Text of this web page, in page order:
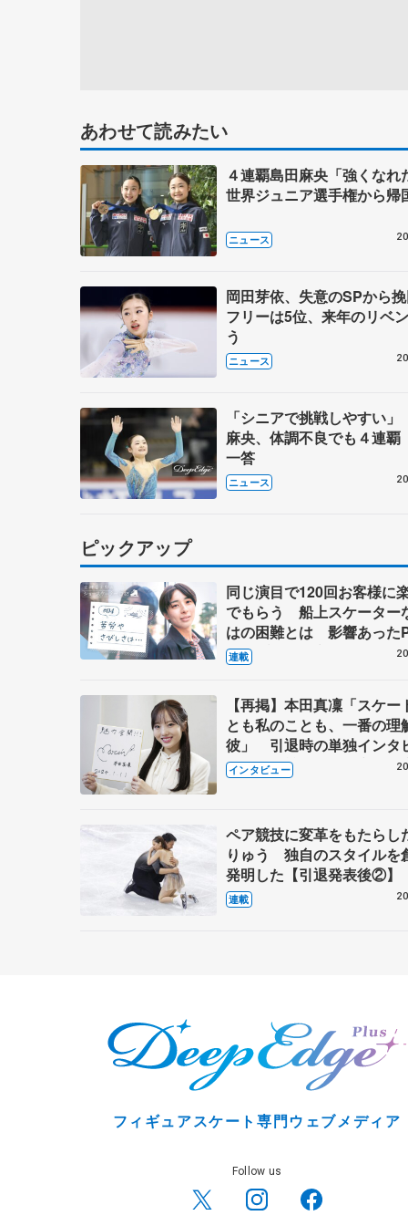
あわせて読みたい
４連覇島田麻央「強くな
世界ジュニア選手権から帰
ニュース
岡田芽依、失意のSPか
フリーは5位、来年のリベ
う
ニュース
「シニアで挑戦しやすい
麻央、体調不良でも４連
一答
ニュース
ピックアップ
同じ演目で120回お客様に
でもらう 船上スケーター
はの困難とは 影響あった
キャプテン松永さんの存在
連載
【再掲】本田真凜「スケー
とも私のことも、一番の理
彼」 引退時の単独インタ
で語った競技人生や家族、
これからの夢…
インタビュー
ペア競技に変革をもたらし
りゅう 独自のスタイルを
発明した【引退発表後②】
連載
フィギュアスケート専門ウェブメディア
Follow us